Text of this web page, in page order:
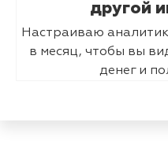
другой
Настраиваю
в месяц, чтобы вы
денег и